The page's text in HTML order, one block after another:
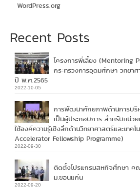
WordPress.org
Recent Posts
โครงการพี่เลี้ยง (Mentoring
กระทรวงการอุดมศึกษา วิทยา
ปี พ.ศ.2565
2022-10-05
การพัฒนาศักยภาพด้านการบริ
เป็นผู้ประกอบการ สำหรับหน่ว
ใช้องค์ความรู้เชิงลึกด้านวิทยาศาสตร์และเทคโ
Accelerator Fellowship Programme)
2022-09-30
ติดตั้งโปรแกรมสหกิจศึกษา ค
ม.ขอนแก่น
2022-09-20